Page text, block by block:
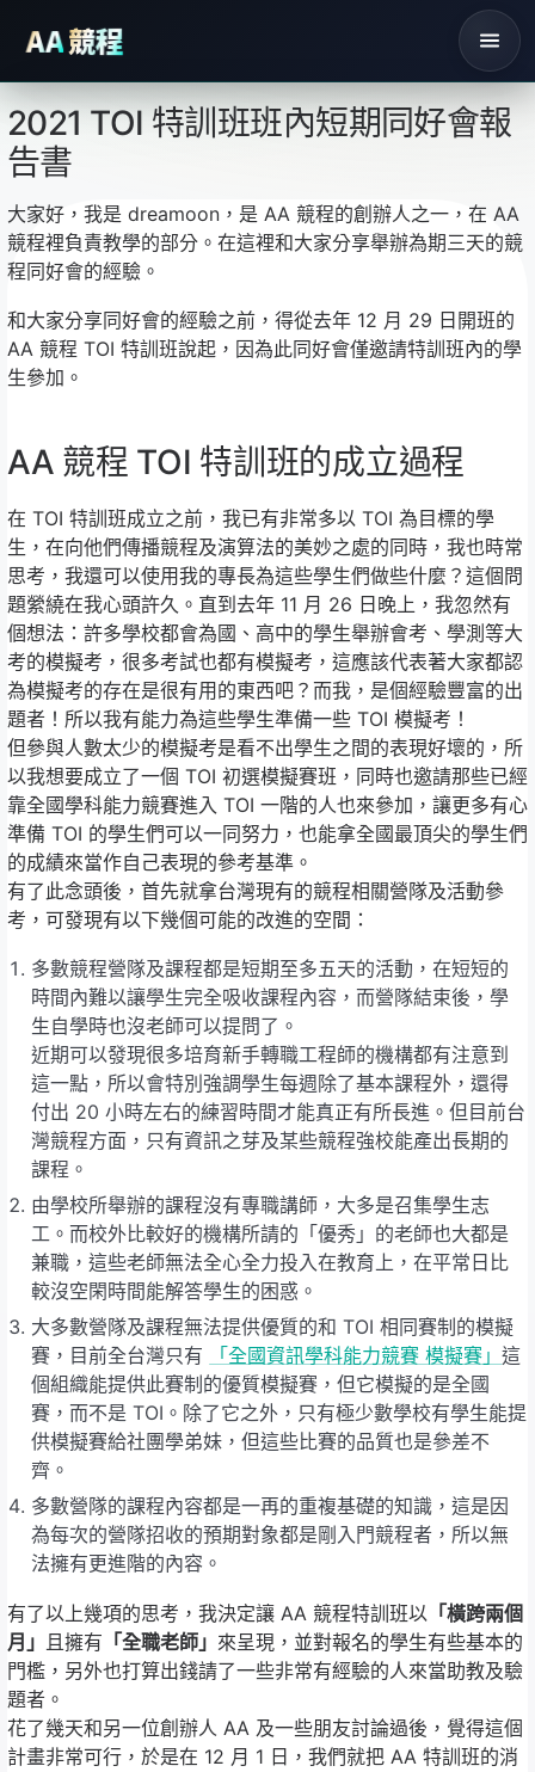
AA競程
主頁 課
C++ 暑期營隊
2021 TOI 特訓班班內短期同好會報
告書
大家好，我是 dreamoon，是 AA 競程的創辦人之一，在 AA
競程裡負責教學的部分。在這裡和大家分享舉辦為期三天的競
程同好會的經驗。
和大家分享同好會的經驗之前，得從去年 12 月 29 日開班的
AA 競程 TOI 特訓班說起，因為此同好會僅邀請特訓班內的學
生參加。
AA 競程 TOI 特訓班的成立過程
在 TOI 特訓班成立之前，我已有非常多以 TOI 為目標的學
生，在向他們傳播競程及演算法的美妙之處的同時，我也時常
思考，我還可以使用我的專長為這些學生們做些什麼？這個問
題縈繞在我心頭許久。直到去年 11 月 26 日晚上，我忽然有
個想法：許多學校都會為國、高中的學生舉辦會考、學測等大
考的模擬考，很多考試也都有模擬考，這應該代表著大家都認
為模擬考的存在是很有用的東西吧？而我，是個經驗豐富的出
題者！所以我有能力為這些學生準備一些 TOI 模擬考！
但參與人數太少的模擬考是看不出學生之間的表現好壞的，所
以我想要成立了一個 TOI 初選模擬賽班，同時也邀請那些已經
靠全國學科能力競賽進入 TOI 一階的人也來參加，讓更多有心
準備 TOI 的學生們可以一同努力，也能拿全國最頂尖的學生們
的成績來當作自己表現的參考基準。
有了此念頭後，首先就拿台灣現有的競程相關營隊及活動參
考，可發現有以下幾個可能的改進的空間：
多數競程營隊及課程都是短期至多五天的活動，在短短的
時間內難以讓學生完全吸收課程內容，而營隊結束後，學
生自學時也沒老師可以提問了。
近期可以發現很多培育新手轉職工程師的機構都有注意到
這一點，所以會特別強調學生每週除了基本課程外，還得
付出 20 小時左右的練習時間才能真正有所長進。但目前台
灣競程方面，只有資訊之芽及某些競程強校能產出長期的
課程。
由學校所舉辦的課程沒有專職講師，大多是召集學生志
工。而校外比較好的機構所請的「優秀」的老師也大都是
兼職，這些老師無法全心全力投入在教育上，在平常日比
較沒空閑時間能解答學生的困惑。
大多數營隊及課程無法提供優質的和 TOI 相同賽制的模擬
賽，目前全台灣只有
「全國資訊學科能力競賽 模擬賽」這
個組織能提供此賽制的優質模擬賽，但它模擬的是全國
賽，而不是 TOI。除了它之外，只有極少數學校有學生能提
供模擬賽給社團學弟妹，但這些比賽的品質也是參差不
齊。
多數營隊的課程內容都是一再的重複基礎的知識，這是因
為每次的營隊招收的預期對象都是剛入門競程者，所以無
法擁有更進階的內容。
有了以上幾項的思考，我決定讓 AA 競程特訓班以 「橫跨兩個
月」 且擁有 「全職老師」 來呈現，並對報名的學生有些基本的
門檻，另外也打算出錢請了一些非常有經驗的人來當助教及驗
題者。
花了幾天和另一位創辦人 AA 及一些朋友討論過後，覺得這個
計畫非常可行，於是在 12 月 1 日，我們就把 AA 特訓班的消